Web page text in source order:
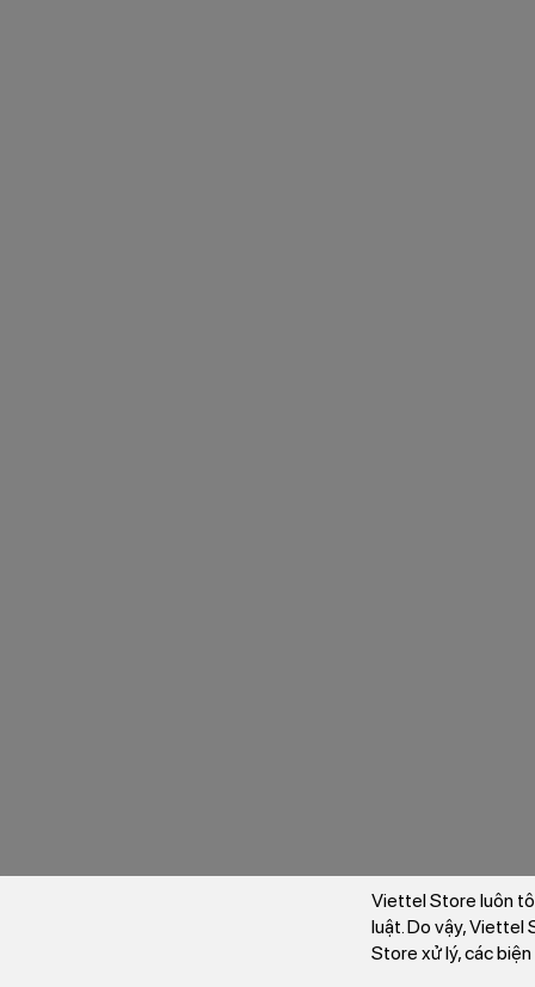
Viettel Store luôn
luật. Do vậy, Viettel
Store xử lý, các